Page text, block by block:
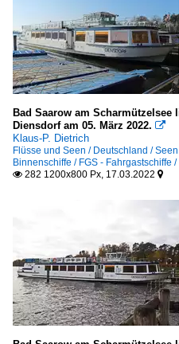
Deutschland
Deutsche
Köln-Düsseldorfer
Bad Saarow am
Diensdorf am 05. März 2022. 
Klaus-P. Dietrich
Flüsse und Seen / Deutschland /
Binnenschiffe / FGS - Fahrgastschiffe /
 282 1200x800 Px, 17.03.2022 